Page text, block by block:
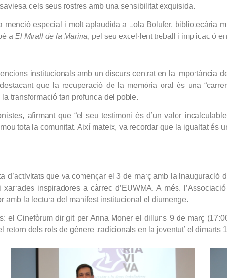
dels seus rostres amb una sensibilitat exquisida.
menció especial i molt aplaudida a Lola Bolufer, bibliotecària
a El Mirall de la Marina, pel seu excel·lent treball i implicació
institucionals amb un discurs centrat en la importància
que la recuperació de la memòria oral és una
transformació tan profunda del poble.
afirmant que “el seu testimoni és d’un valor
tota la comunitat. Així mateix, va recordar que la igualtat és
d’activitats que va començar el 3 de març amb la inauguració
inspiradores a càrrec d’EUWMA. A més,
amb la lectura del manifest institucional el diumenge.
el Cinefòrum dirigit per Anna Moner el dilluns 9 de març
retorn dels rols de gènere tradicionals en la joventut’ el